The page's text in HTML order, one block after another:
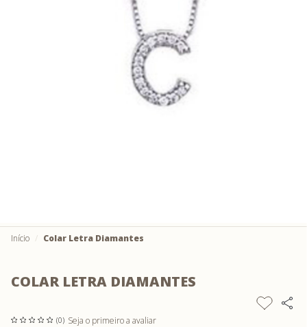
Início Colar Letra Diamantes
COLAR LETRA DIAMANTES
(0) Seja o primeiro a avaliar